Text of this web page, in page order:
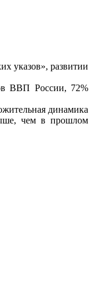
указов», развитии
ВВП России, 72%
динамика
чем в прошлом